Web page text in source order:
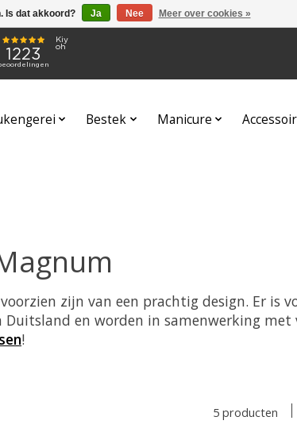
Bestek Manicure
zijn van een prachtig design. Er is
en worden in samenwerking
!
5 producten
Is dat akkoord? Ja Nee Meer over cookies »